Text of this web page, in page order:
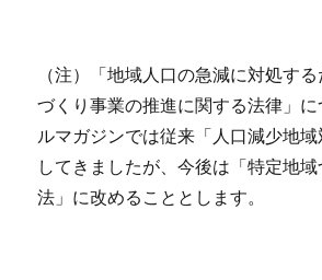
（注）「地域人口の急減に対処す
づくり事業の推進に関する法律」
ルマガジンでは従来「人口減少地
してきましたが、今後は「特定地
法」に改めることとします。